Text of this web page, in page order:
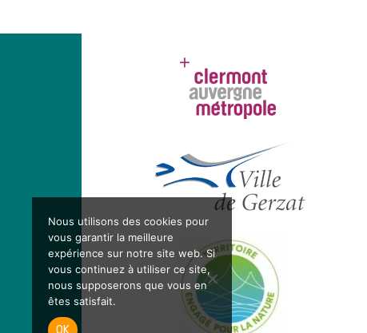
Nous utilisons des cookies pour
vous garantir la meilleure
expérience sur notre site web. Si
vous continuez à utiliser ce site,
nous supposerons que vous en
êtes satisfait.
OK